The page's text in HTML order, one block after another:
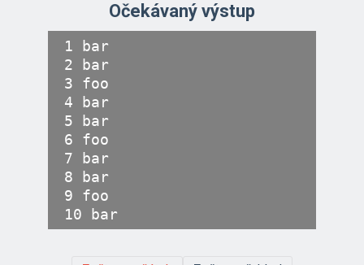
Očekávaný výstup
1 bar
2 bar
3 foo
4 bar
5 bar
6 foo
7 bar
8 bar
9 foo